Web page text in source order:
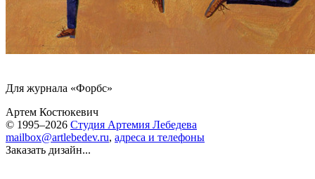
Для журнала «Форбс»
Артем Костюкевич
© 1995–2026 Студия Артемия Лебедева
mailbox@artlebedev.ru, адреса и телефоны
Заказать дизайн...